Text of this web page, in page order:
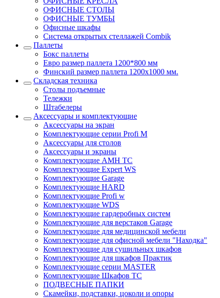
ОФИСНЫЕ СТОЛЫ
ОФИСНЫЕ ТУМБЫ
Офисные шкафы
Система открытых стеллажей Combik
Паллеты
Бокс паллеты
Евро размер паллета 1200*800 мм
Финский размер паллета 1200х1000 мм.
Складская техника
Столы подъемные
Тележки
Штабелеры
Аксессуары и комплектующие
Аксессуары на экран
Комплектующие серии Profi M
Аксессуары для столов
Аксессуары и экраны
Комплектующие AMH TC
Комплектующие Expert WS
Комплектующие Garage
Комплектующие HARD
Комплектующие Profi w
Комплектующие WDS
Комплектующие гардеробных систем
Комплектующие для верстаков Garage
Комплектующие для медицинской мебели
Комплектующие для офисной мебели "Находка"
Комплектующие для сушильных шкафов
Комплектующие для шкафов Практик
Комплектующие серии MASTER
Комплектующие Шкафов ТС
ПОДВЕСНЫЕ ПАПКИ
Скамейки, подставки, цоколи и опоры